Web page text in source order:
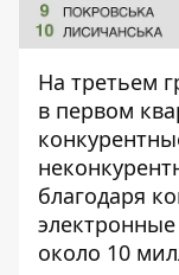
На третьем
в первом
благодаря
около 10